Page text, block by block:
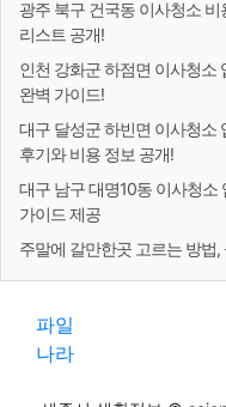
광주 북구 건국동 이사청소
리스트 공개!
인천 강화군 하점면 이사청소
완벽 가이드!
대구 달성군 하빈면 이사청소
후기와 비용 정보 공개!
대구 남구 대명10동 이사청소
가이드 제공
주말에 갈만한곳 고르는 방법
파일
나라